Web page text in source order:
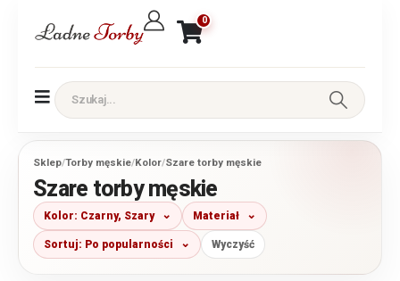
0
Sklep/Torby męskie/Kolor/Szare torby męskie
Szare torby męskie
Kolor: Czarny, Szary Materiał
Sortuj: Po popularności Wyczyść